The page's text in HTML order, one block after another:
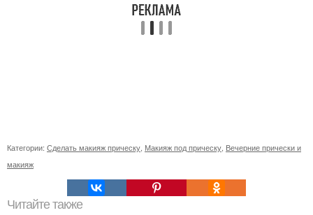
Категории: Сделать макияж прическу Макияж под прическу Вечерние прически и
макияж
Читайте также